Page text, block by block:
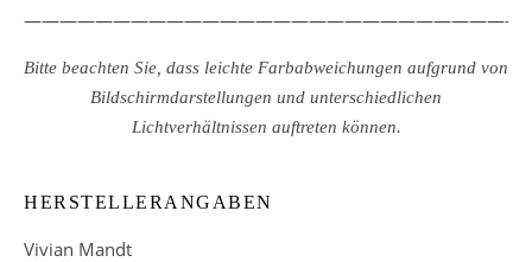
Bitte beachten Sie, dass leichte Farbabweichungen aufgrund von
Bildschirmdarstellungen und unterschiedlichen
Lichtverhältnissen auftreten können.
HERSTELLERANGABEN
Vivian Mandt